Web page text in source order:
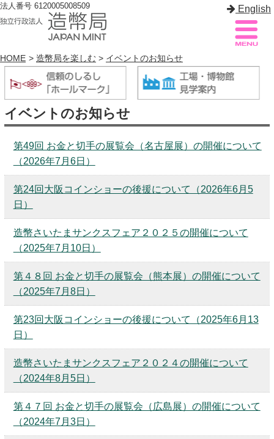
法人番号 6120005008509 English
造幣局案内 サイトマップ
トップページ
造幣局について
造幣事業を知る
貨幣を知る
造幣局を楽しむ
造幣局製品を買う
キッズページ
公式SNS
HOME > 造幣局を楽しむ > イベントのお知らせ
イベントのお知らせ
第49回 お金と切手の展覧会（名古屋展）の開催について
（2026年7月6日）
第24回大阪コインショーの後援について（2026年6月5
日）
造幣さいたまサンクスフェア２０２５の開催について
（2025年7月10日）
第４８回 お金と切手の展覧会（熊本展）の開催について
（2025年7月8日）
第23回大阪コインショーの後援について（2025年6月13
日）
造幣さいたまサンクスフェア２０２４の開催について
（2024年8月5日）
第４７回 お金と切手の展覧会（広島展）の開催について
（2024年7月3日）